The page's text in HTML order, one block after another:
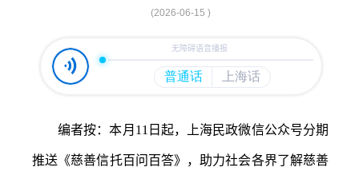
(2026-06-15 )
编者按：本月 11日起，上海民政微信公众号分期
推送《慈善信托百问百答》，助力社会各界了解慈善